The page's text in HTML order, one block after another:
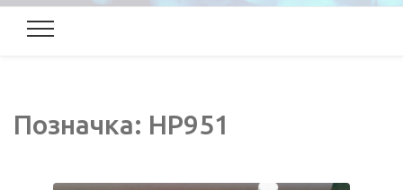
Позначка: HP951